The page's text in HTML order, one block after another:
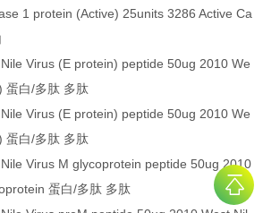
1 protein (Active) 25units 3286 Active Ca
Virus (E protein) peptide 50ug 2010 We
蛋白/多肽 多肽
Virus (E protein) peptide 50ug 2010 We
蛋白/多肽 多肽
Virus M glycoprotein peptide 50ug 2010
蛋白/多肽 多肽